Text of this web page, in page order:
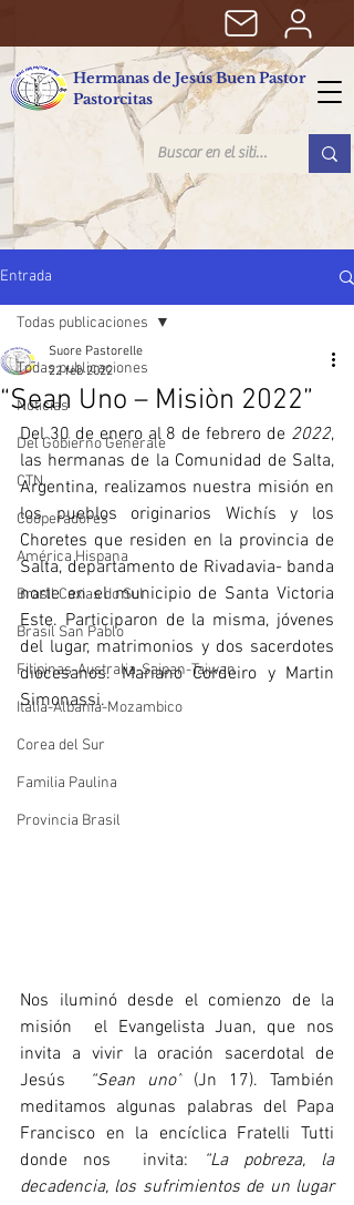
Hermanas de Jesús Buen Pastor
Pastorcitas
Entrada
Todas publicaciones
Noticias
Del Gobierno Generale
CTN
Cooperadores
América Hispana
Brasil Caxias do Sul
Brasil San Pablo
Filipinas-Australia-Saipan-Taiwan
Itália-Albania-Mozambico
Corea del Sur
Familia Paulina
Provincia Brasil
Todas publicaciones
“Sean Uno – Misiòn 2022”
Suore Pastorelle
22 feb 2022
Del 30 de enero al 8 de febrero de 2022,
las hermanas de la Comunidad de Salta,
Argentina, realizamos nuestra misión en
los pueblos originarios Wichís y los
Choretes que residen en la provincia de
Salta, departamento de Rivadavia- banda
norte en el municipio de Santa Victoria
Este. Participaron de la misma, jóvenes
del lugar, matrimonios y dos sacerdotes
diocesanos. Mariano Cordeiro y Martin
Simonassi.
Nos iluminó desde el comienzo de la
misión  el Evangelista Juan, que nos
invita a vivir la oración sacerdotal de
Jesús
“Sean uno” (Jn 17). También
meditamos algunas palabras del Papa
Francisco en la encíclica Fratelli Tutti
donde nos  invita:
“La pobreza, la
decadencia, los sufrimientos de un lugar